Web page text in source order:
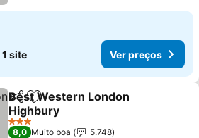
1 site Ver preços
PartilharAdicionar aos favoritos
Best Western London
Highbury
Ver preços
3 Estrelas
8,0 Muito boa
5.748